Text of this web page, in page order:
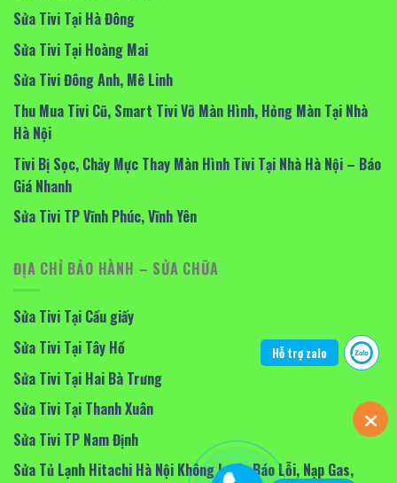
Sửa Tivi Tại Hà Đông
Sửa Tivi Tại Hoàng Mai
Sửa Tivi Đông Anh, Mê Linh
Thu Mua Tivi Cũ, Smart Tivi Vỡ Màn Hình, Hỏng Màn Tại Nhà
Hà Nội
Tivi Bị Sọc, Chảy Mực Thay Màn Hình Tivi Tại Nhà Hà Nội – Báo
Giá Nhanh
Sửa Tivi TP Vĩnh Phúc, Vĩnh Yên
ĐỊA CHỈ BẢO HÀNH – SỬA CHỮA
Sửa Tivi Tại Cầu giấy
Sửa Tivi Tại Tây Hồ
Sửa Tivi Tại Hai Bà Trưng
Sửa Tivi Tại Thanh Xuân
Sửa Tivi TP Nam Định
Sửa Tủ Lạnh Hitachi Hà Nội Không Lạnh, Báo Lỗi, Nạp Gas,
Hỗ trợ zalo